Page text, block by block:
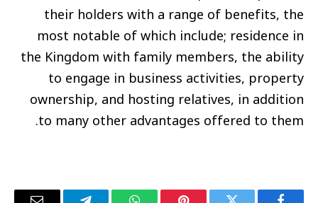
their holders with a range of benefits, the
most notable of which include; residence in
the Kingdom with family members, the ability
to engage in business activities, property
ownership, and hosting relatives, in addition
to many other advantages offered to them.